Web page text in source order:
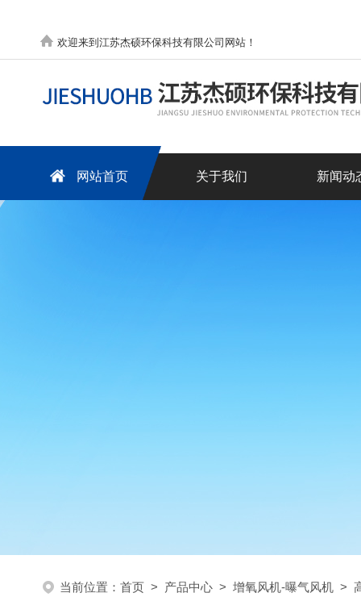
欢迎来到江苏杰硕环保科技有限公司网站！
网站首页 关于我们 新闻动
当前位置： 首页 > 产品中心 > 增氧风机-曝气风机 >